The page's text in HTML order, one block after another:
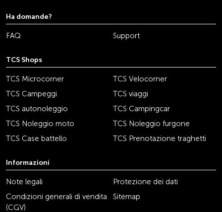
Ha domande?
FAQ Support
TCS Shops
TCS Microcorner
TCS Velocorner
TCS Campeggi
TCS viaggi
TCS autonoleggio
TCS Campingcar
TCS Noleggio moto
TCS Noleggio furgone
TCS Case battello
TCS Prenotazione traghetti
Informazioni
Note legali
Protezione dei dati
Condizioni generali di vendita
(CGV)
Sitemap